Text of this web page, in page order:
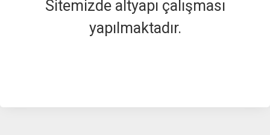
Sitemizde altyapı çalışması
yapılmaktadır.